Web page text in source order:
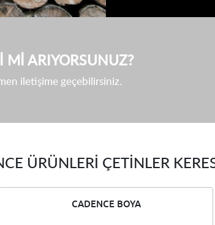
MI ARIYORSUNUZ?
iletişime geçebilirsiniz.
ÜRÜNLERI ÇETINLER
CADENCE BOYA